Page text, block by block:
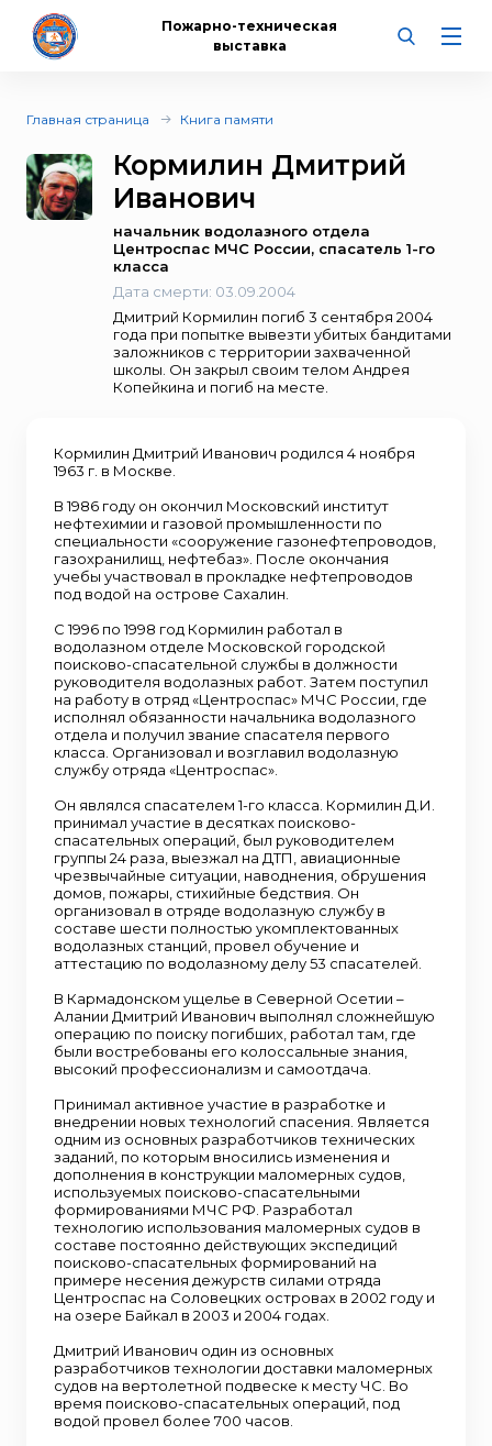
Пожарно-техническая
выставка
Главная страница Книга памяти
Кормилин Дмитрий
Иванович
начальник водолазного отдела
Центроспас МЧС России, спасатель 1-го
класса
Дата смерти: 03.09.2004
Дмитрий Кормилин погиб 3 сентября 2004
года при попытке вывезти убитых бандитами
заложников с территории захваченной
школы. Он закрыл своим телом Андрея
Копейкина и погиб на месте.
Кормилин Дмитрий Иванович родился 4 ноября
1963 г. в Москве.
В 1986 году он окончил Московский институт
нефтехимии и газовой промышленности по
специальности «сооружение газонефтепроводов,
газохранилищ, нефтебаз». После окончания
учебы участвовал в прокладке нефтепроводов
под водой на острове Сахалин.
С 1996 по 1998 год Кормилин работал в
водолазном отделе Московской городской
поисково-спасательной службы в должности
руководителя водолазных работ. Затем поступил
на работу в отряд «Центроспас» МЧС России, где
исполнял обязанности начальника водолазного
отдела и получил звание спасателя первого
класса. Организовал и возглавил водолазную
службу отряда «Центроспас».
Он являлся спасателем 1-го класса. Кормилин Д.И.
принимал участие в десятках поисково-
спасательных операций, был руководителем
группы 24 раза, выезжал на ДТП, авиационные
чрезвычайные ситуации, наводнения, обрушения
домов, пожары, стихийные бедствия. Он
организовал в отряде водолазную службу в
составе шести полностью укомплектованных
водолазных станций, провел обучение и
аттестацию по водолазному делу 53 спасателей.
В Кармадонском ущелье в Северной Осетии –
Алании Дмитрий Иванович выполнял сложнейшую
операцию по поиску погибших, работал там, где
были востребованы его колоссальные знания,
высокий профессионализм и самоотдача.
Принимал активное участие в разработке и
внедрении новых технологий спасения. Является
одним из основных разработчиков технических
заданий, по которым вносились изменения и
дополнения в конструкции маломерных судов,
используемых поисково-спасательными
формированиями МЧС РФ. Разработал
технологию использования маломерных судов в
составе постоянно действующих экспедиций
поисково-спасательных формирований на
примере несения дежурств силами отряда
Центроспас на Соловецких островах в 2002 году и
на озере Байкал в 2003 и 2004 годах.
Дмитрий Иванович один из основных
разработчиков технологии доставки маломерных
судов на вертолетной подвеске к месту ЧС. Во
время поисково-спасательных операций, под
водой провел более 700 часов.